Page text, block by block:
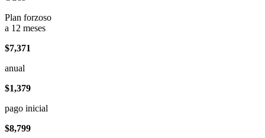
Plan forzoso
a 12 meses
$7,371
anual
$1,379
pago inicial
$8,799